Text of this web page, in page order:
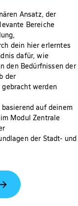
Ansatz, der
Bereiche
dein hier erlerntes
dafür, wie
den Bedürfnissen der
der
werden
auf deinem
Modul Zentrale
der Stadt- und